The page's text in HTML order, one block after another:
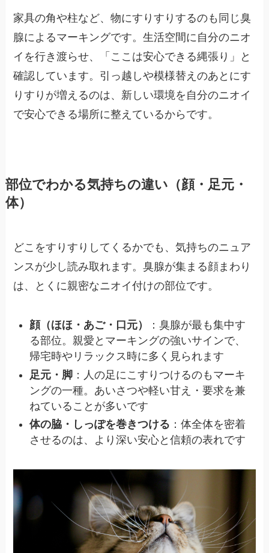
家具の角や柱など、物にすりすりするのも同じ臭
腺によるマーキングです。生活空間に自分のニオ
イを行き渡らせ、「ここは安心できる縄張り」と
確認しています。引っ越しや模様替えのあとにす
りすりが増えるのは、新しい環境を自分のニオイ
で安心できる場所に整えているからです。
部位でわかる気持ちの違い（顔・足元・
体）
どこをすりすりしてくるかでも、気持ちのニュア
ンスが少し読み取れます。臭腺が集まる顔まわり
は、とくに親密なニオイ付けの部位です。
顔（ほほ・あご・口元）
：臭腺が最も集中す
る部位。親愛とマーキングの強いサインで、
帰宅時やリラックス時に多く見られます
足元・脚 ：人の足にこすりつけるのもマーキ
ングの一種。あいさつや軽い甘え・要求を兼
ねていることが多いです
体の脇・しっぽを巻きつける ：体全体を密着
させるのは、より深い安心と信頼の表れです